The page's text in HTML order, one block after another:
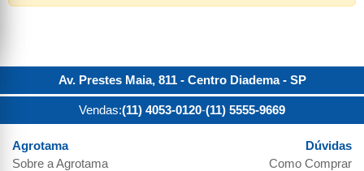
Av. Prestes Maia, 811 - Centro Diadema- SP
Vendas:(11) 4053-0120-(11) 5555-9669
Agrotama
Sobre aAgrotama
Dúvidas
Como Comprar